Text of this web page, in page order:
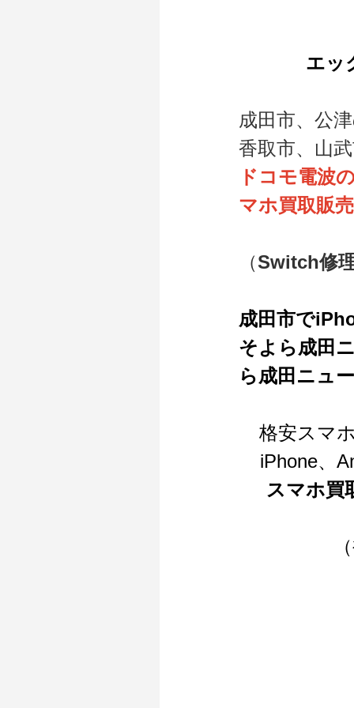
エッ
成田市、公
香取市、山
ドコモ電波
マホ買取販
（Switch修
成田市で
そよら成田
ら成田ニュ
格安スマ
iPhone、
スマホ買